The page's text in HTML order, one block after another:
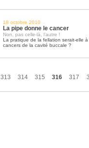
18 octobre 2010
La pipe donne le cancer
Non, pas celle-là, l’autre !
La pratique de la fellation serait-elle à
cancers de la cavité buccale ?
313 314 315 316 317